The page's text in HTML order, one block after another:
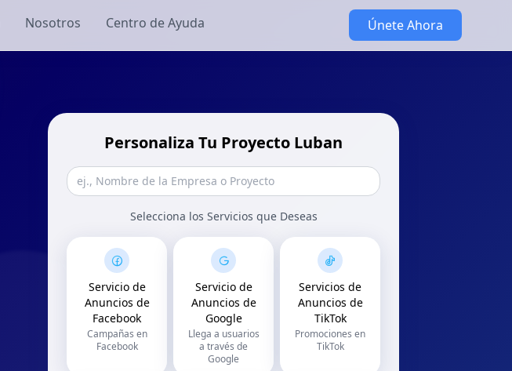
Nosotros Centro de Ayuda Únete Ahora
Personaliza Tu Proyecto Luban
Selecciona los Servicios que Deseas
Servicio de
Anuncios de
Facebook
Campañas en
Facebook
Servicio de
Anuncios de
Google
Llega a usuarios
a través de
Google
Servicios de
Anuncios de
TikTok
Promociones en
TikTok